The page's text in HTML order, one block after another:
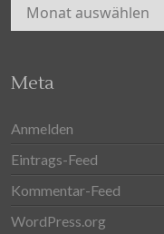
Archiv
Meta
Anmelden
Eintrags-Feed
Kommentar-Feed
WordPress.org